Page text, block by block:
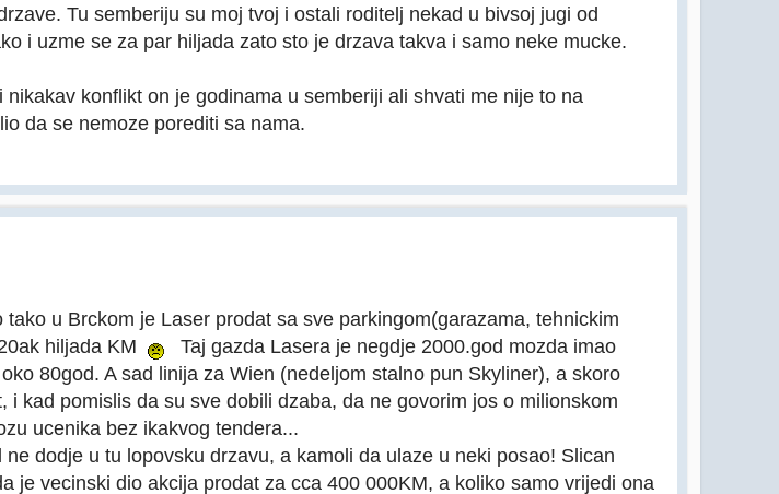
Tu semberiju su moj tvoj i ostali roditelj nekad u bivsoj jugi od
i uzme se za par hiljada zato sto je drzava takva i samo neke mucke.
konflikt on je godinama u semberiji ali shvati me nije to na
da se nemoze porediti sa nama.
u Brckom je Laser prodat sa sve parkingom(garazama, tehnickim
hiljada KM
Taj gazda Lasera je negdje 2000.god mozda imao
80god. A sad linija za Wien (nedeljom stalno pun Skyliner), a skoro
i kad pomislis da su sve dobili dzaba, da ne govorim jos o milionskom
ucenika bez ikakvog tendera...
dodje u tu lopovsku drzavu, a kamoli da ulaze u neki posao! Slican
je vecinski dio akcija prodat za cca 400 000KM, a koliko samo vrijedi ona